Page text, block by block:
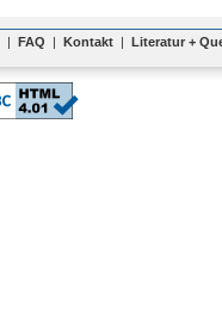
| FAQ | Kontakt | Literatur +